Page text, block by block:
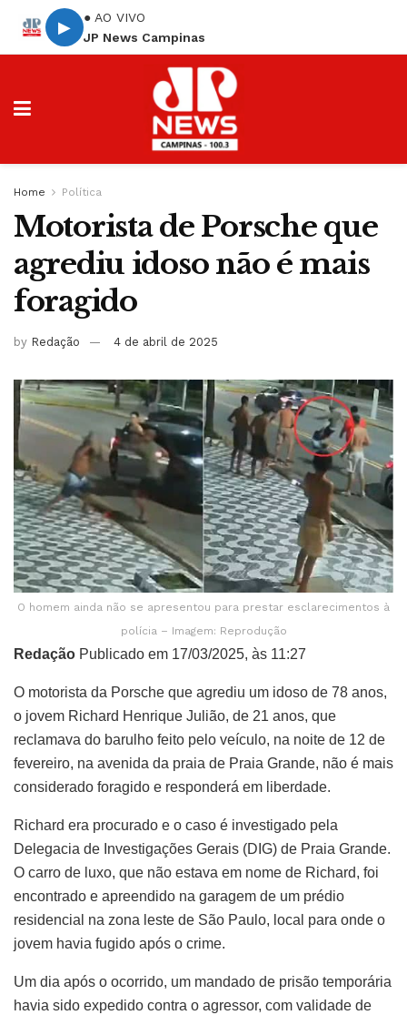
▶
● AO VIVO
JP News Campinas
Home Política
Motorista de Porsche que
agrediu idoso não é mais
foragido
by Redação 4 de abril de 2025
O homem ainda não se apresentou para prestar esclarecimentos à
polícia – Imagem: Reprodução
Redação Publicado em 17/03/2025, às 11:27
O motorista da Porsche que agrediu um idoso de 78 anos,
o jovem Richard Henrique Julião, de 21 anos, que
reclamava do barulho feito pelo veículo, na noite de 12 de
fevereiro, na avenida da praia de Praia Grande, não é mais
considerado foragido e responderá em liberdade.
Richard era procurado e o caso é investigado pela
Delegacia de Investigações Gerais (DIG) de Praia Grande.
O carro de luxo, que não estava em nome de Richard, foi
encontrado e apreendido na garagem de um prédio
residencial na zona leste de São Paulo, local para onde o
jovem havia fugido após o crime.
Um dia após o ocorrido, um mandado de prisão temporária
havia sido expedido contra o agressor, com validade de